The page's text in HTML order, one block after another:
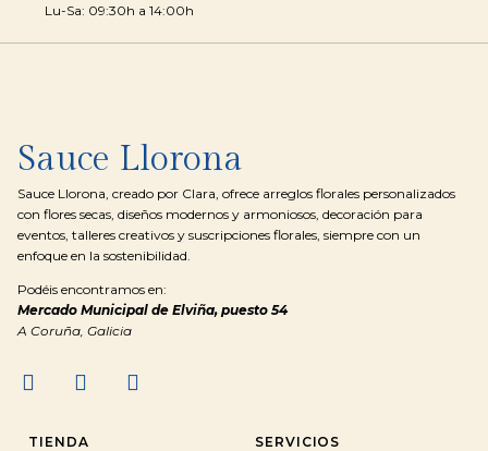
Lu-Sa: 09:30h a 14:00h
Sauce Llorona
Sauce Llorona, creado por Clara, ofrece arreglos florales personalizados
con flores secas, diseños modernos y armoniosos, decoración para
eventos, talleres creativos y suscripciones florales, siempre con un
enfoque en la sostenibilidad.
Podéis encontramos en:
Mercado Municipal de Elviña, puesto 54
A Coruña, Galicia
TIENDA SERVICIOS